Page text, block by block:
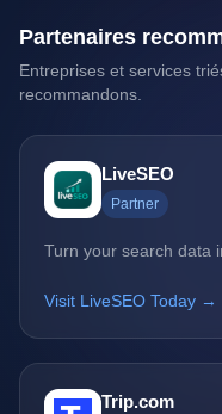
Partenaires
Entreprises et services
recommandons.
LiveSEO
Partner
Turn your search data
Visit LiveSEO Today →
Trip.com